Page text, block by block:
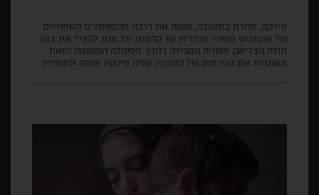
מירקה, חוזרת בתשובה, עושה את דרכה מהספסלים האחוריים
של אוטובוס מופרד מגדרית אל קדמתו, על מנת להציל את בנה
חולה הצליאק מעוגיה המכילה גלוטן. הפעולה הפשוטה הזאת
מאתגרת את הנורמות של החברה אליה מירקה מנסה להשתייך.